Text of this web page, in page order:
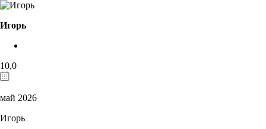
Игорь
10,0
май 2026
Игорь